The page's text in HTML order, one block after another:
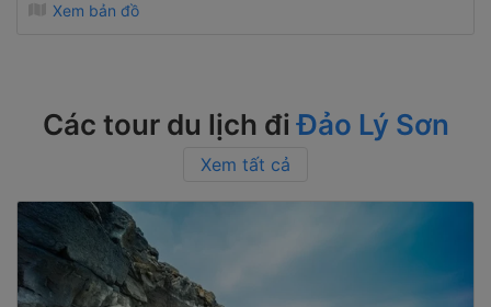
Xem bản đồ
Các tour du lịch điĐảo Lý Sơn
Xem tất cả